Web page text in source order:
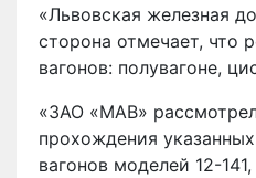
«Львовская железная
сторона отмечает, что
вагонов: полувагоне,
«ЗАО «МАВ»
прохождения
вагонов моделей 12-